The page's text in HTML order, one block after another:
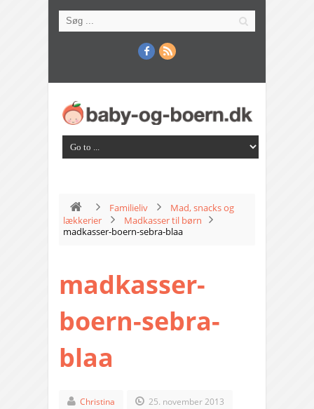
Familieliv
Mad, snacks og
lækkerier
Madkasser til børn
madkasser-boern-sebra-blaa
madkasser-
boern-sebra-
blaa
Christina 25. november 2013